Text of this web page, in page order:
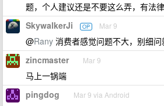
题，个人建议还是不要这么弄，有法律
SkywalkerJi OP Mar 9
@Rany 消费者感觉问题不大，别细问
zincmaster Mar 9
马上一锅端
pingdog Mar 9 via Android